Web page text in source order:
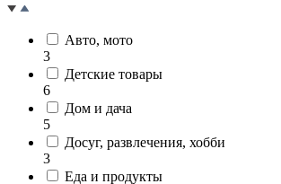
Авто, мото
3
Детские товары
6
Дом и дача
5
Досуг, развлечения, хобби
3
Еда и продукты